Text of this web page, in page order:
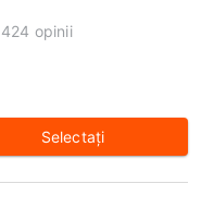
424 opinii
Selectaţi